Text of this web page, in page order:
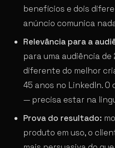
benefícios e dois
anúncio comunica
Relevância para a
para uma audiência de
diferente do melhor
45 anos no LinkedIn.
— precisa estar na
Prova do resultado:
produto em uso, o